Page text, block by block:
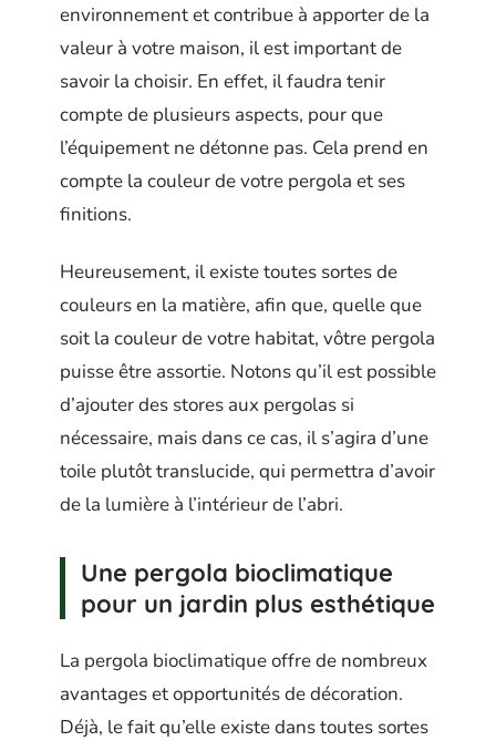
environnement et contribue à apporter de la
valeur à votre maison, il est important de
savoir la choisir. En effet, il faudra tenir
compte de plusieurs aspects, pour que
l’équipement ne détonne pas. Cela prend en
compte la couleur de votre pergola et ses
finitions.
Heureusement, il existe toutes sortes de
couleurs en la matière, afin que, quelle que
soit la couleur de votre habitat, vôtre pergola
puisse être assortie. Notons qu’il est possible
d’ajouter des stores aux pergolas si
nécessaire, mais dans ce cas, il s’agira d’une
toile plutôt translucide, qui permettra d’avoir
de la lumière à l’intérieur de l’abri.
Une pergola bioclimatique
pour un jardin plus esthétique
La pergola bioclimatique offre de nombreux
avantages et opportunités de décoration.
Déjà, le fait qu’elle existe dans toutes sortes